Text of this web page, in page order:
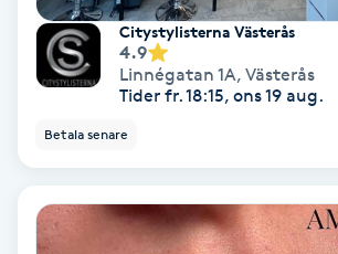
LPG-behandling
Luggklippning
Lymfmassage
Citystylisterna Västerås
4.9
Linnégatan 1A, Västerås
Tider fr. 18:15, ons 19 aug.
Betala senare